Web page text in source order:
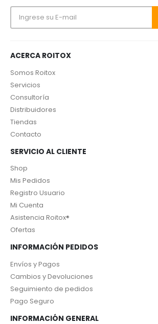
ACERCA ROITOX
Somos Roitox
Servicios
Consultoría
Distribuidores
Tiendas
Contacto
SERVICIO AL CLIENTE
Shop
Mis Pedidos
Registro Usuario
Mi Cuenta
Asistencia Roitox®
Ofertas
INFORMACIÓN PEDIDOS
Envíos y Pagos
Cambios y Devoluciones
Seguimiento de pedidos
Pago Seguro
INFORMACIÓN GENERAL